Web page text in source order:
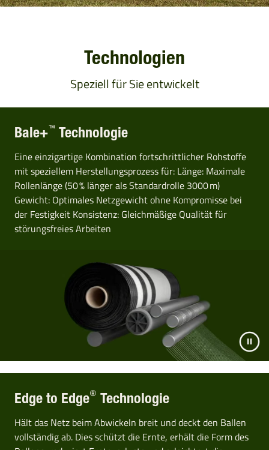
Technologien
Speziell für Sie entwickelt
Bale+™ Technologie
Eine einzigartige Kombination fortschrittlicher Rohstoffe
mit speziellem Herstellungsprozess für: Länge: Maximale
Rollenlänge (50 % länger als Standardrolle 3000 m)
Gewicht: Optimales Netzgewicht ohne Kompromisse bei
der Festigkeit Konsistenz: Gleichmäßige Qualität für
störungsfreies Arbeiten
Edge to Edge® Technologie
Hält das Netz beim Abwickeln breit und deckt den Ballen
vollständig ab. Dies schützt die Ernte, erhält die Form des